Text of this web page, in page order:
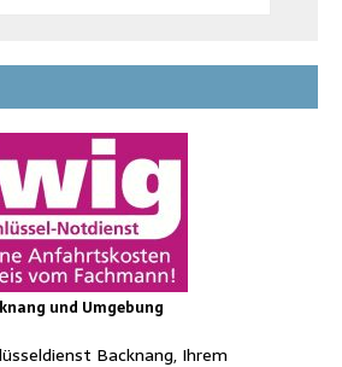
und Umgebung
Backnang, Ihrem